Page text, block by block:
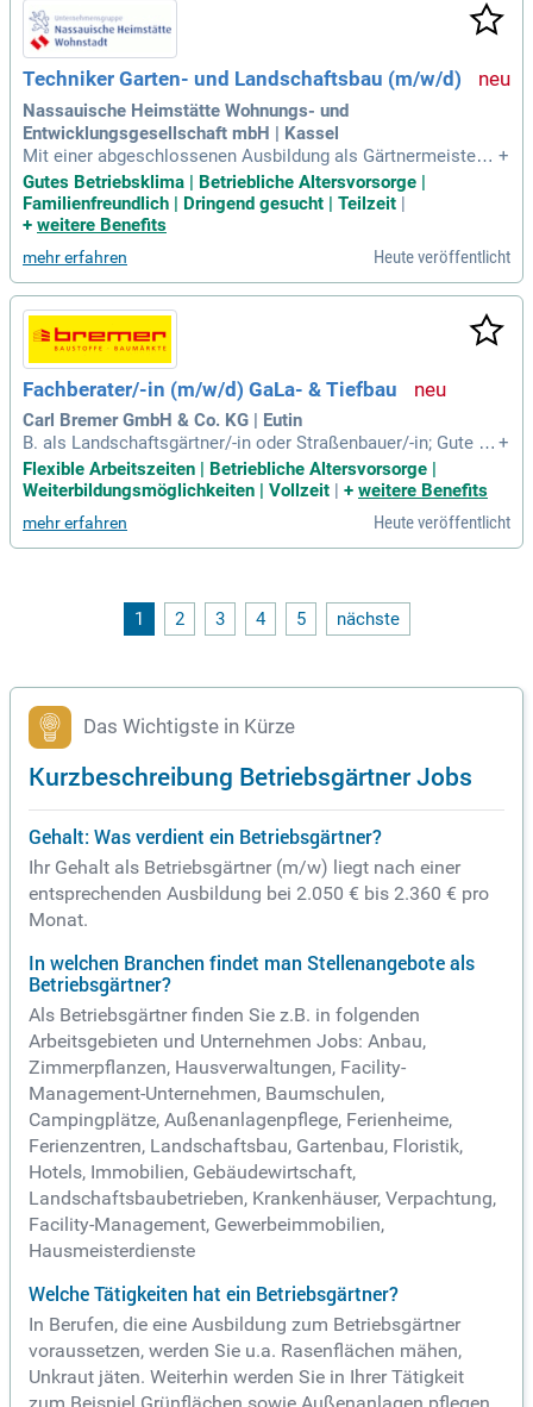
Techniker Garten- und Landschaftsbau (m/w/d)
Nassauische Heimstätte Wohnungs- und
Entwicklungsgesellschaft mbH | Kassel
Mit einer abgeschlossenen Ausbildung als Gärtnermeister i
m Garten- und Landschaftsbau oder als staatlich geprüfter
Gartenbau-Techniker, mit mehrjähriger Berufserfahrung im g
enannten Umfeld und guten Kenntnissen der UVV im GaLaB
+
Gutes Betriebsklima | Betriebliche Altersvorsorge |
Familienfreundlich | Dringend gesucht | Teilzeit |
+ weitere Benefits
mehr erfahren Heute veröffentlicht
Fachberater/-in (m/w/d) GaLa- & Tiefbau
Carl Bremer GmbH & Co. KG | Eutin
B. als Landschaftsgärtner/-in oder Straßenbauer/-in; Gute Ke
nntnisse im Bereich Terrassengestaltung, Entwässerungssy
steme und Tiefbauprodukte; Interesse an hochwertigen Bau
stoffen sowie Freude an der fachkundigen Beratung unserer
Kundinnen und Kunden;
+
Flexible Arbeitszeiten | Betriebliche Altersvorsorge |
Weiterbildungsmöglichkeiten | Vollzeit | + weitere Benefits
mehr erfahren Heute veröffentlicht
1 2 3 4 5 nächste
Das Wichtigste in Kürze
Kurzbeschreibung Betriebsgärtner Jobs
Gehalt: Was verdient ein Betriebsgärtner?
Ihr Gehalt als Betriebsgärtner (m/w) liegt nach einer
entsprechenden Ausbildung bei 2.050 € bis 2.360 € pro
Monat.
In welchen Branchen findet man Stellenangebote als
Betriebsgärtner?
Als Betriebsgärtner finden Sie z.B. in folgenden
Arbeitsgebieten und Unternehmen Jobs: Anbau,
Zimmerpflanzen, Hausverwaltungen, Facility-
Management-Unternehmen, Baumschulen,
Campingplätze, Außenanlagenpflege, Ferienheime,
Ferienzentren, Landschaftsbau, Gartenbau, Floristik,
Hotels, Immobilien, Gebäudewirtschaft,
Landschaftsbaubetrieben, Krankenhäuser, Verpachtung,
Facility-Management, Gewerbeimmobilien,
Hausmeisterdienste
Welche Tätigkeiten hat ein Betriebsgärtner?
In Berufen, die eine Ausbildung zum Betriebsgärtner
voraussetzen, werden Sie u.a. Rasenflächen mähen,
Unkraut jäten. Weiterhin werden Sie in Ihrer Tätigkeit